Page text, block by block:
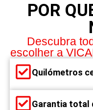
POR
Descubra
escolher a
Quilómetros
Garantia total